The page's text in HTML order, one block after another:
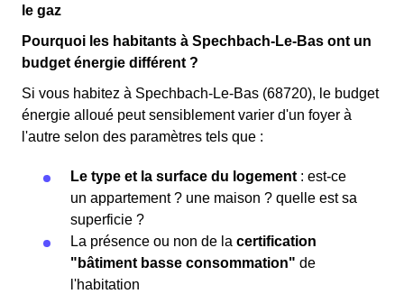
le gaz
Pourquoi les habitants à Spechbach-Le-Bas ont un
budget énergie différent ?
Si vous habitez à Spechbach-Le-Bas (68720), le budget
énergie alloué peut sensiblement varier d'un foyer à
l'autre selon des paramètres tels que :
Le type et la surface du logement : est-ce
un appartement ? une maison ? quelle est sa
superficie ?
La présence ou non de la certification
"bâtiment basse consommation" de
l'habitation